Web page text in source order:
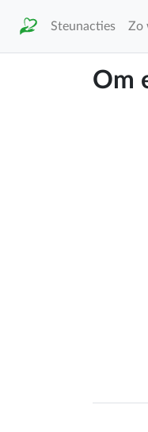
Steunacties Zo
Om